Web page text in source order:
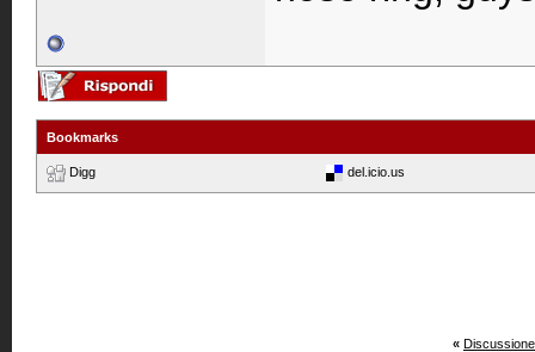
Bookmarks
Digg del.icio.us
«